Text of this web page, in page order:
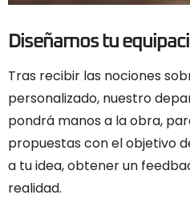
Diseñamos tu
Tras recibir las nociones
personalizado, nuestro
pondrá manos a la obra,
propuestas con el objetivo
a tu idea, obtener un
realidad.